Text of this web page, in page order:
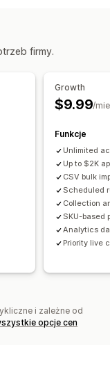
zbiorcza Tagi
firmy.
Growth
$9.99/
Funkcje
Unlimited
Up to $2K
CSV bulk
Scheduled
Collection
SKU-based
Analytics
Priority live
i zależne od
opcje cen